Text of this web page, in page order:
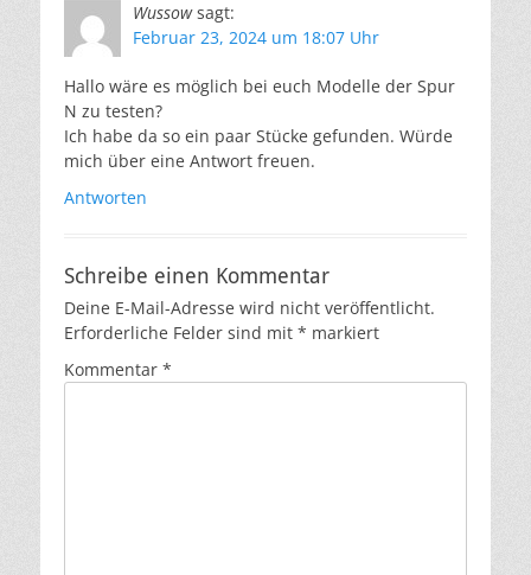
Wussow sagt:
Februar 23, 2024 um 18:07 Uhr
Hallo wäre es möglich bei euch Modelle der Spur
N zu testen?
Ich habe da so ein paar Stücke gefunden. Würde
mich über eine Antwort freuen.
Antworten
Schreibe einen Kommentar
Deine E-Mail-Adresse wird nicht veröffentlicht.
Erforderliche Felder sind mit * markiert
Kommentar *